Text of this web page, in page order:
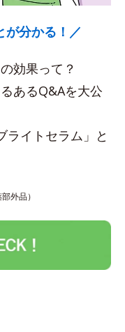
が分かる！／
効果って？
あるQ&Aを大公
ライトセラム」と
外品）